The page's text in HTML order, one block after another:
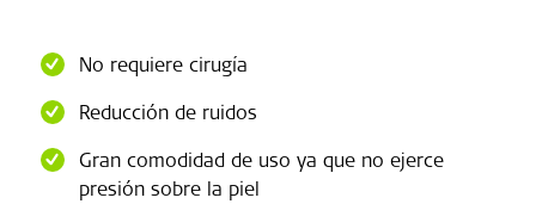
No requiere cirugía
Reducción de ruidos
Gran comodidad de uso ya que no ejerce
presión sobre la piel